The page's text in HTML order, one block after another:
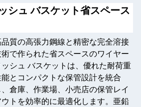
シュ バスケット省スペース
質の高張力鋼線と精密な完全溶接
で作られた省スペースのワイヤー
ッシュ バスケットは、優れた耐荷重
とコンパクトな保管設計を統合
、倉庫、作業場、小売店の保管レイ
ウトを効率的に最適化します。亜鉛